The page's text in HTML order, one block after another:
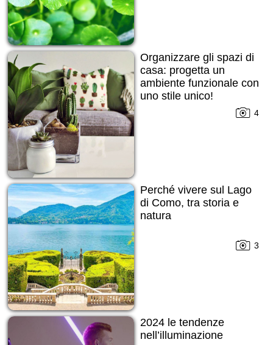
Organizzare gli spazi di
casa: progetta un
ambiente funzionale con
uno stile unico!
4
Perché vivere sul Lago
di Como, tra storia e
natura
3
2024 le tendenze
nell’illuminazione